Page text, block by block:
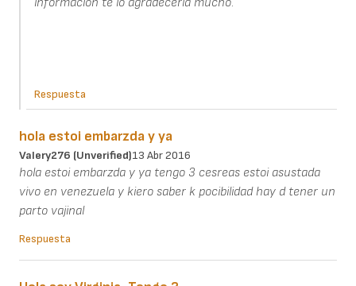
Respuesta
hola estoi embarzda y ya
Valery276 (unverified)13 Abr 2016
hola estoi embarzda y ya tengo 3 cesreas estoi asustada
vivo en venezuela y kiero saber k pocibilidad hay d tener un
parto vajinal
Respuesta